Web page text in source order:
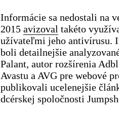
Informácie sa nedostali na
2015 avizoval takéto
užívateľmi jeho antivírusu.
boli detailnejšie
Palant, autor rozšírenia
Avastu a AVG pre webové
publikovali ucelenejšie
dcérskej spoločnosti